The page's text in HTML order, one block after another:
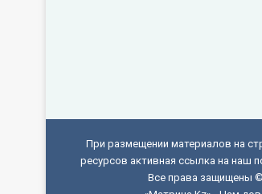
При размещении материалов на
ресурсов активная ссылка на наш
Все права защищены